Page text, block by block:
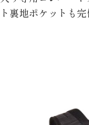
ト裏地ポケットも完